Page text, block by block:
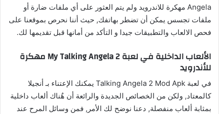
Angela مهكرة للاندرويد ولم يتم العثور على أي ملفات ضارة أو
ملفات تجسس يمكن أن تضطر بهاتفك, حيث أننا نحرص بموقعنا على
فحص الالعاب والتطبيقات جيدا و التأكد من أمانها قبل تقديمها لك.
الألعاب الداخلية في لعبة My Talking Angela 2 مهكرة
للأندرويد
في لعبة Talking Angela 2 Mod Apk يمكنك الإعتناء بـ أنجيلا
كالمعتاد, ولكن من الخصائص الجديدة والرائعة أن هٌناك ألعاب داخلية
بمثابة ألعاب منفصلة, دعنا نوضح لك الأمر, فمن وسائل المرح عند